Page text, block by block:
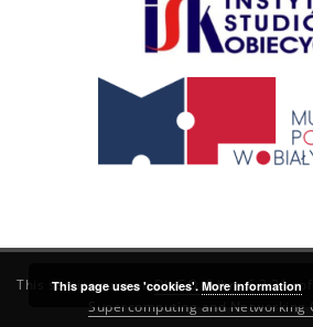
This service runs onDInGO dLibra 6.3.21
Supercomputing and Networking
This page uses 'cookies'. More information